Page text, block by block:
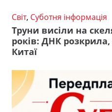
Світ, Суботня інформація
Труни висіли на
років: ДНК
Китаї